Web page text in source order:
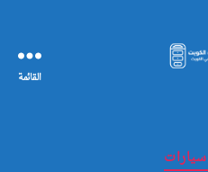
الكويت
القائمة
التصنيفات